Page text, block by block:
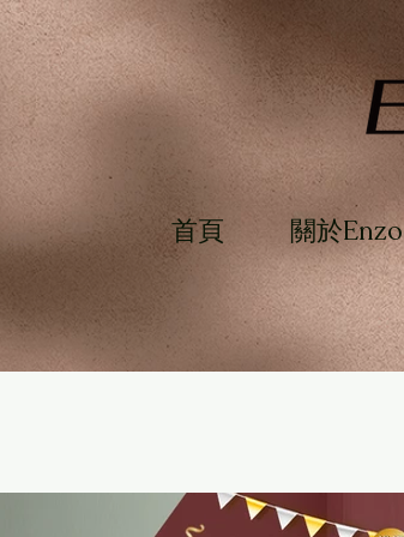
首頁 關於Enzo